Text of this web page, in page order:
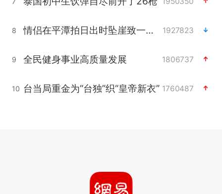
8 情侣在平潭拍日出时坠崖致一死一伤 1927823
9 全民健身事业高质量发展 1806737
10 台当局重金为“台独”织“皇帝新衣” 1760487